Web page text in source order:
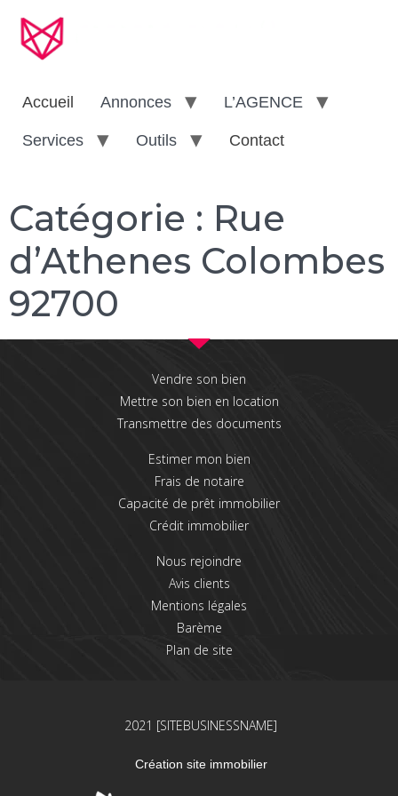
Accueil Annonces L’AGENCE
Services Outils Contact
Catégorie : Rue
d’Athenes Colombes
92700
Vendre son bien
Mettre son bien en location
Transmettre des documents
Estimer mon bien
Frais de notaire
Capacité de prêt immobilier
Crédit immobilier
Nous rejoindre
Avis clients
Mentions légales
Barème
Plan de site
2021 [SITEBUSINESSNAME]
Création site immobilier